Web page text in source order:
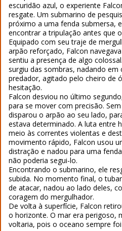
escuridão azul, o experiente
resgate. Um submarino de
próximo a uma fenda submersa,
encontrar a tripulação antes que
Equipado com seu traje de
arpão reforçado, Falcon
sentiu a presença de algo
surgiu das sombras, nadando em
predador, agitado pelo cheiro de
hesitação.
Falcon desviou no último
para se mover com precisão.
disparou o arpão ao seu lado,
estava determinado. A luta entre
meio às correntes violentas e
movimento rápido, Falcon usou
distração e nadou para uma
não poderia segui-lo.
Encontrando o submarino, ele
subida. No momento final, o
de atacar, nadou ao lado deles,
coragem do mergulhador.
De volta à superfície, Falcon
o horizonte. O mar era perigoso,
voltaria, pois o oceano sempre